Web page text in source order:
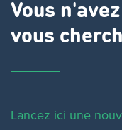
Vous
vous
Lancez ici une